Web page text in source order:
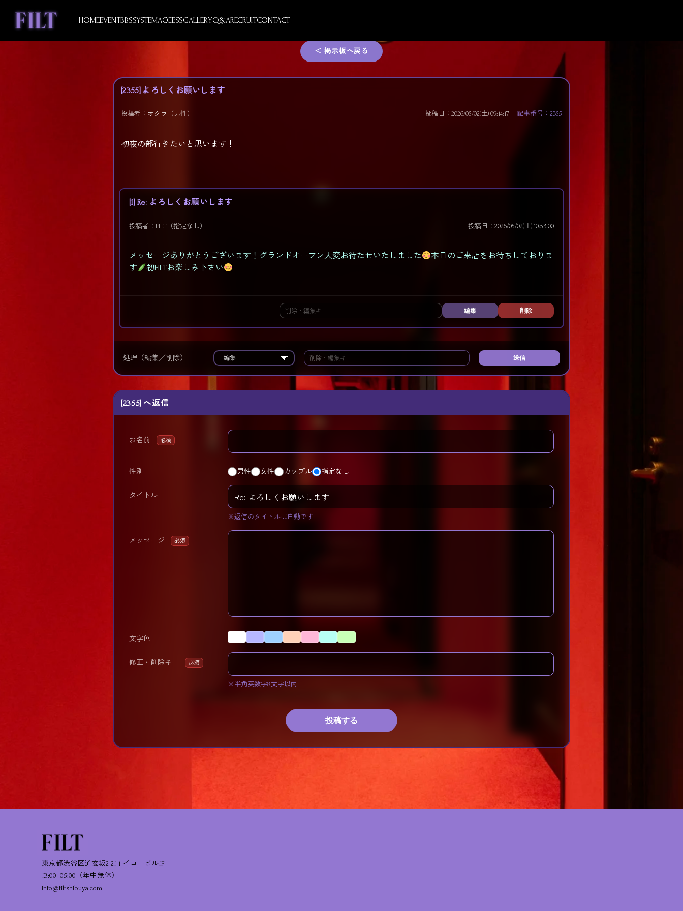
content
HOMEEVENTBBSSYSTEMACCESSGALLERYQ&ARECRUITCONTACT
＜ 掲示板へ戻る
[2355] よろしくお願いします
投稿者： オクラ （男性） 投稿日：2026/05/02(土) 09:14:17 記事番号：2355
初夜の部行きたいと思います！
[1] Re: よろしくお願いします
投稿者：FILT（指定なし） 投稿日：2026/05/02(土) 10:53:00
メッセージありがとうございます！グランドオープン大変お待たせいたしました
本日のご来店をお待ちしておりま
す
初FILTお楽しみ下さい
編集 削除
処理（編集／削除） 送信
[2355] へ返信
お名前 必須
性別 男性 女性 カップル 指定なし
タイトル
※返信のタイトルは自動です
メッセージ 必須
文字色
修正・削除キー 必須
※半角英数字8文字以内
投稿する
東京都渋谷区道玄坂2-21-1 イコービル1F
13:00–05:00（年中無休）
info@filtshibuya.com